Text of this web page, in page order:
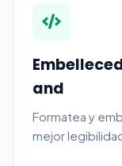
and
Formatea y
mejor